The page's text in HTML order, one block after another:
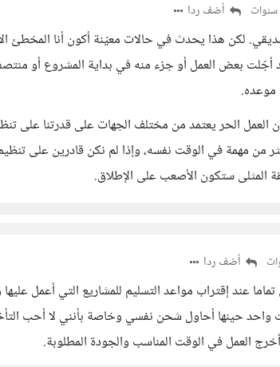
أضف ردا
لكن هذا يحدث في حالات معيّنة أكون أنا المخطئ
أجّلت بعض العمل أو جزء منه في بداية المشروع أو
العمل الحر يعتمد من مختلف الجهات على قدرتنا على
من مهمة في الوقت نفسه، وإذا لم نكن قادرين على
المثلى ستكون الأصعب على الإطلاق.
أضف ردا
عند إقتراب مواعد التسليم للمشاريع التي أعمل
حينها أحاول شحن نفسي وخاصة بأنني لا أحب
العمل في الوقت المناسب والجودة المطلوبة.